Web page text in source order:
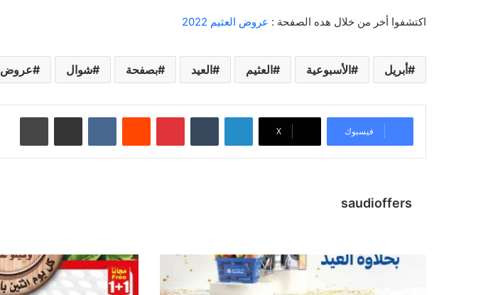
اكتشفوا أخر من خلال هده الصفحة : عروض العثيم 2022
أبريل الأسبوعية العثيم العيد بصفحة شوال عروض
فيسبوك X
لينكدإن بينتيريست
saudioffers